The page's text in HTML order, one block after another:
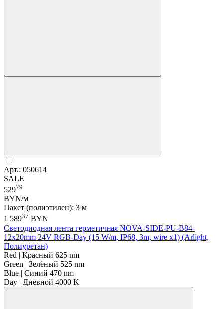
Арт.: 050614
SALE
52979
BYN/м
Пакет (полиэтилен): 3 м
1 58937 BYN
Светодиодная лента герметичная NOVA-SIDE-PU-B84-
12x20mm 24V RGB-Day (15 W/m, IP68, 3m, wire x1) (Arlight,
Полиуретан)
Red | Красный 625 nm
Green | Зелёный 525 nm
Blue | Синий 470 nm
Day | Дневной 4000 K